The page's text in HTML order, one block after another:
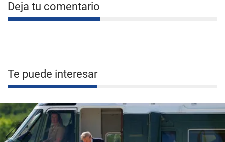
Deja tu comentario
Te puede interesar